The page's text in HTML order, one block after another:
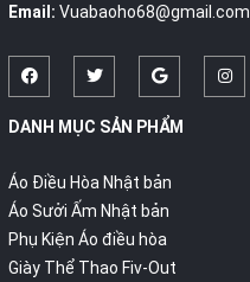
Email: Vuabaoho68@gmail.com
DANH MỤC SẢN PHẨM
Áo Điều Hòa Nhật bản
Áo Sưởi Ấm Nhật bản
Phụ Kiện Áo điều hòa
Giày Thể Thao Fiv-Out